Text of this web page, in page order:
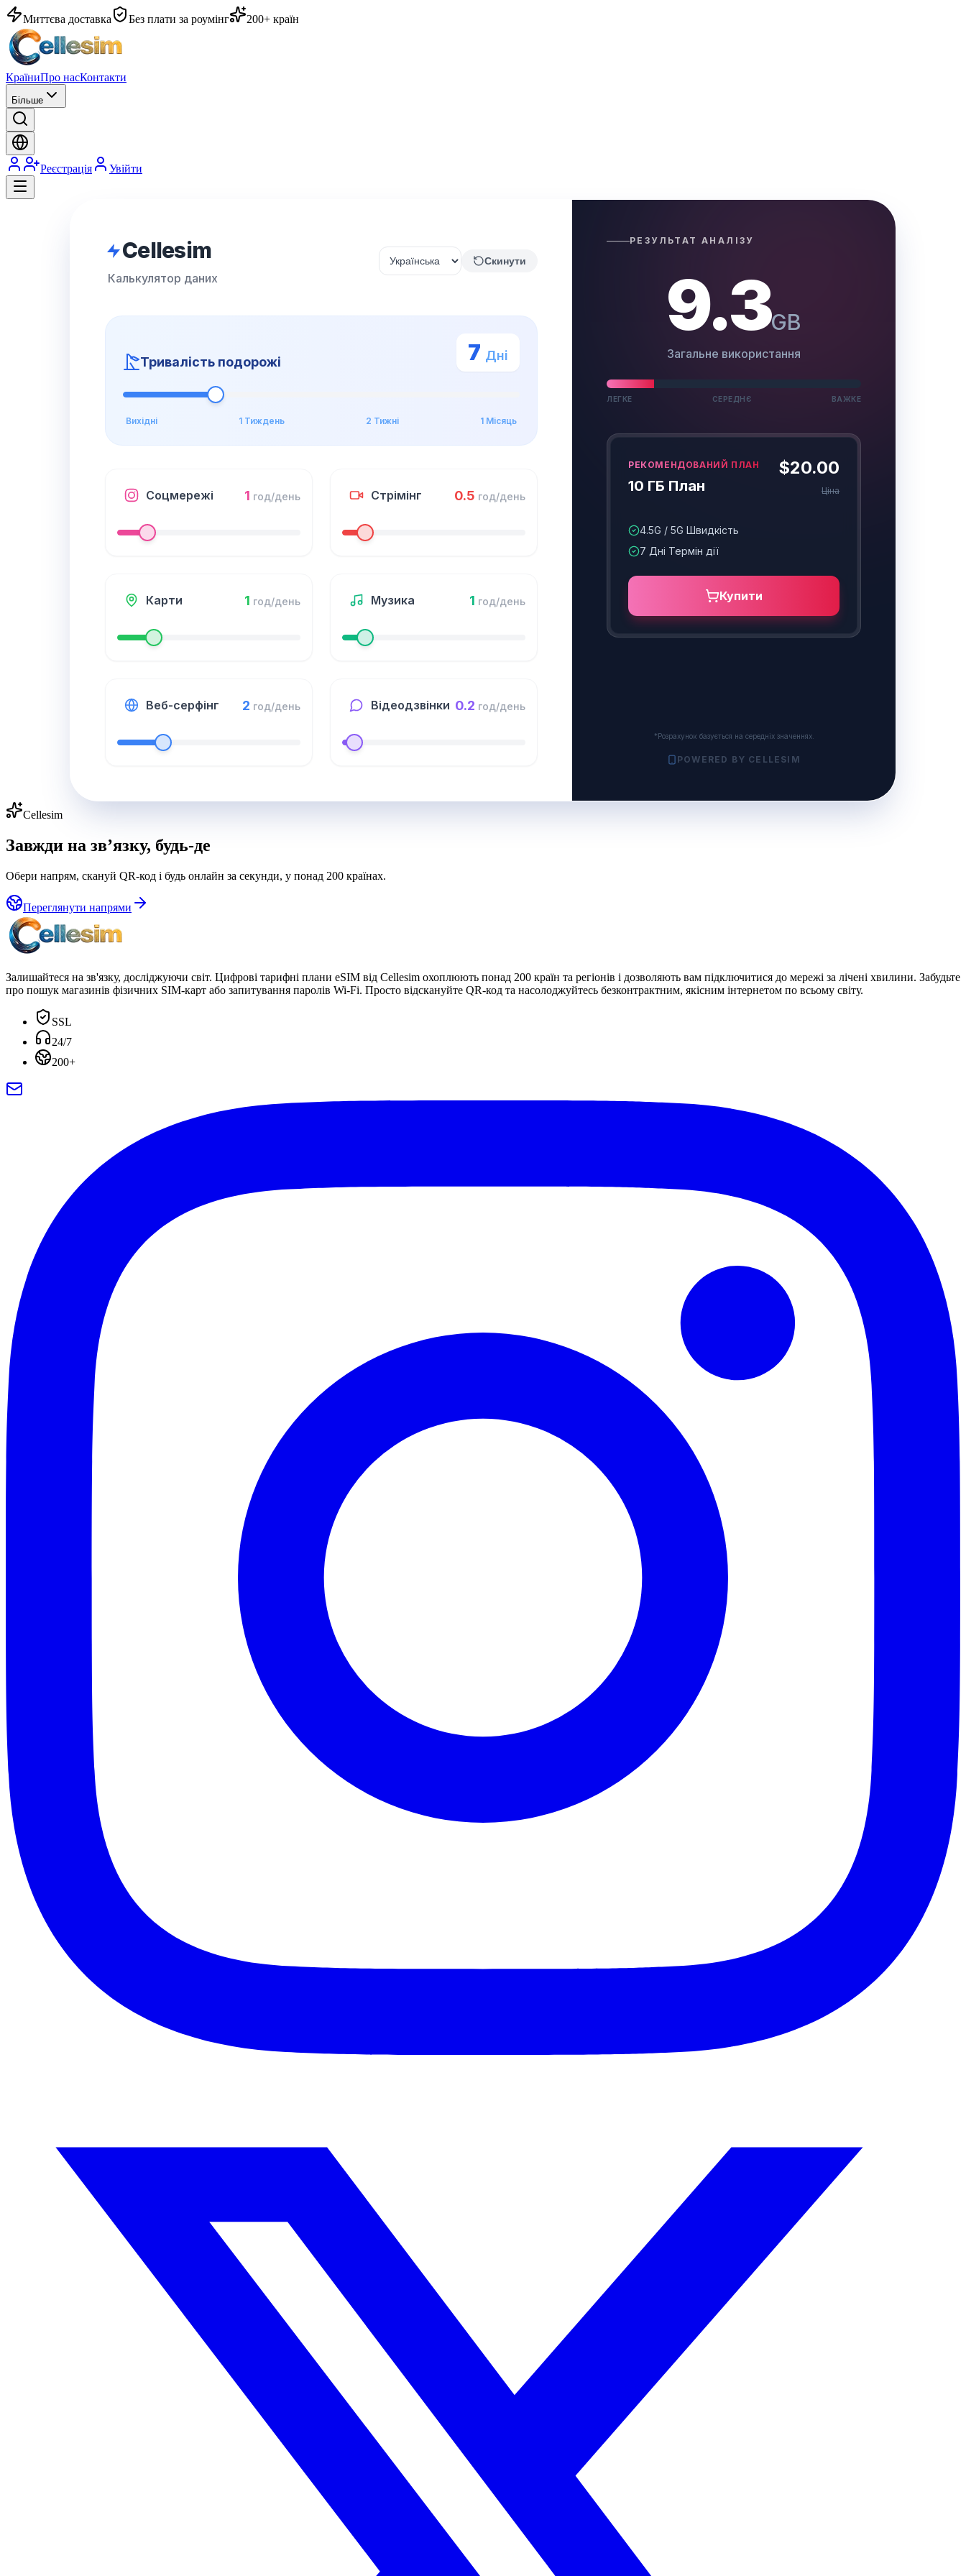
Миттєва доставка Без плати за роумінг 200+ країн
КраїниПро насКонтакти
Більше
Реєстрація Увійти
Cellesim
Калькулятор даних
Скинути
Тривалість подорожі 7 Дні
Вихідні 1 Тиждень 2 Тижні 1 Місяць
Соцмережі 1 год/день Стрімінг 0.5 год/день
Карти 1 год/день Музика 1 год/день
Веб-серфінг 2 год/день Відеодзвінки 0.2 год/день
РЕЗУЛЬТАТ АНАЛІЗУ
9.3GB
Загальне використання
ЛЕГКЕ СЕРЕДНЄ ВАЖКЕ
РЕКОМЕНДОВАНИЙ ПЛАН
10 ГБ План
$20.00
Ціна
4.5G / 5G Швидкість
7 Дні Термін дії
Купити
*Розрахунок базується на середніх значеннях.
POWERED BY CELLESIM
Cellesim
Завжди на зв’язку, будь-де
Обери напрям, скануй QR-код і будь онлайн за секунди, у понад 200 країнах.
Переглянути напрями
Залишайтеся на зв'язку, досліджуючи світ. Цифрові тарифні плани eSIM від Cellesim охоплюють понад 200 країн та регіонів і дозволяють вам підключитися до мережі за лічені хвилини. Забудьте
про пошук магазинів фізичних SIM-карт або запитування паролів Wi-Fi. Просто відскануйте QR-код та насолоджуйтесь безконтрактним, якісним інтернетом по всьому світу.
SSL
24/7
200+